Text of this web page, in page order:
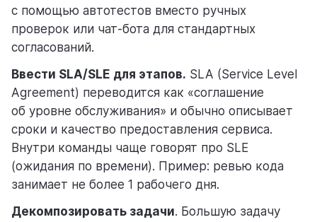
с помощью автотестов вместо ручных
проверок или чат-бота для стандартных
согласований.
Ввести SLA/SLE для этапов. SLA (Service Level
Agreement) переводится как «соглашение
об уровне обслуживания» и обычно описывает
сроки и качество предоставления сервиса.
Внутри команды чаще говорят про SLE
(ожидания по времени). Пример: ревью кода
занимает не более 1 рабочего дня.
Декомпозировать задачи. Большую задачу